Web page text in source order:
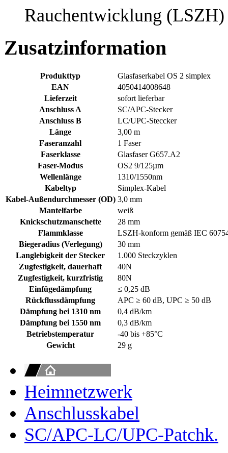
Rauchentwicklung (LSZH)
Zusatzinformation
Produkttyp
Glasfaserkabel OS 2 simplex
EAN
4050414008648
Lieferzeit
sofort lieferbar
Anschluss A
SC/APC-Stecker
Anschluss B
LC/UPC-Steccker
Länge
3,00 m
Faseranzahl
1 Faser
Faserklasse
Glasfaser G657.A2
Faser-Modus
OS2 9/125µm
Wellenlänge
1310/1550nm
Kabeltyp
Simplex-Kabel
Kabel-Außendurchmesser (OD) 3,0 mm
Mantelfarbe
weiß
Knickschutzmanschette
28 mm
Flammklasse
LSZH-konform gemäß IEC
Biegeradius (Verlegung)
30 mm
Langlebigkeit der Stecker
1.000 Steckzyklen
Zugfestigkeit, dauerhaft
40N
Zugfestigkeit, kurzfristig
80N
Einfügedämpfung
≤ 0,25 dB
Rückflussdämpfung
APC ≥ 60 dB, UPC ≥ 50 dB
Dämpfung bei 1310 nm
0,4 dB/km
Dämpfung bei 1550 nm
0,3 dB/km
Betriebstemperatur
-40 bis +85°C
Gewicht
29 g
Heimnetzwerk
Anschlusskabel
SC/APC-LC/UPC-Patchk.